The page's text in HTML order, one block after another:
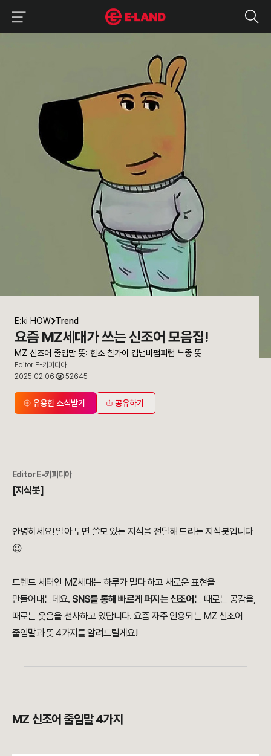
MZ 신조어 줄임말 뜻: 한소 칠가이 김냄비펌피럽 느좋 뜻
매거진 상세보기
E:ki HOW Trend
요즘 MZ세대가 쓰는 신조어 모음집!
MZ 신조어 줄임말 뜻: 한소 칠가이 김냄비펌피럽 느좋 뜻
Editor E-키피디아
2025.02.06
52645
유용한 소식받기 공유하기
Editor E-키피디아
[지식봇]
안녕하세요! 알아 두면 쓸모 있는 지식을 전달해 드리는 지식봇입니다
😉
트렌드 세터인 MZ세대는 하루가 멀다 하고 새로운 표현을
만들어내는데요. SNS를 통해 빠르게 퍼지는 신조어는 때로는 공감을,
때로는 웃음을 선사하고 있답니다. 요즘 자주 인용되는 MZ 신조어
줄임말과 뜻 4가지를 알려드릴게요!
MZ 신조어 줄임말 4가지